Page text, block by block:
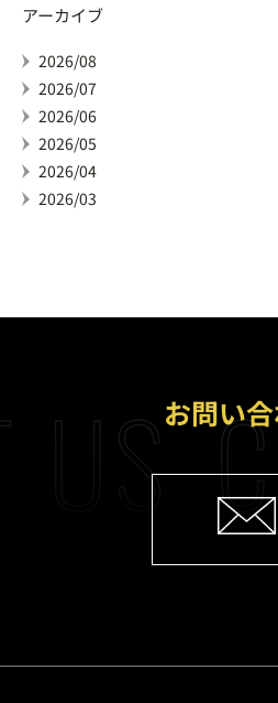
アーカイブ
2026/08
2026/07
2026/06
2026/05
2026/04
2026/03
お問い